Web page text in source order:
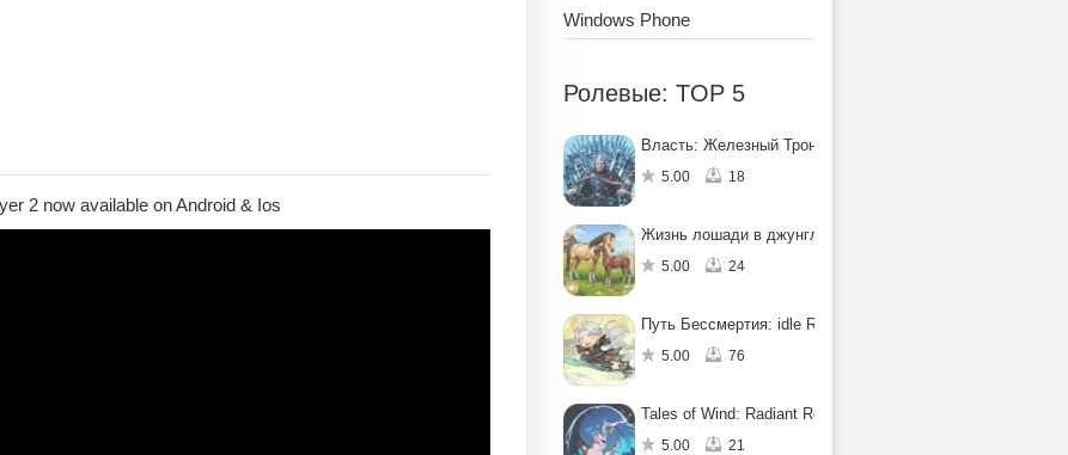
2 now available on Android & Ios
Windows Phone
Ролевые: TOP 5
Власть: Железный Трон
5.00 18
Жизнь лошади в джунглях: квест
5.00 24
Путь Бессмертия: idle RPG
5.00 76
Tales of Wind: Radiant Rebirth
5.00 21